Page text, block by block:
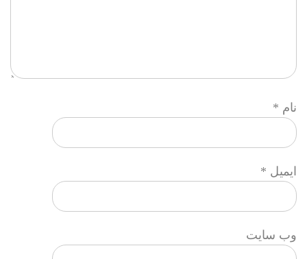
نام *
ایمیل *
وب‌ سایت